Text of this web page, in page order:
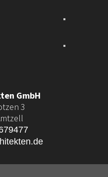
GmbH
3